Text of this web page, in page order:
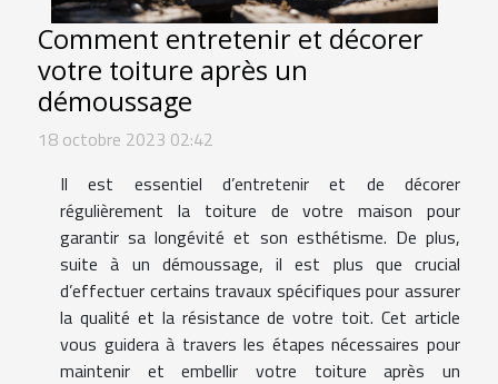
Comment entretenir et décorer
votre toiture après un
démoussage
18 octobre 2023 02:42
Il est essentiel d’entretenir et de décorer
régulièrement la toiture de votre maison pour
garantir sa longévité et son esthétisme. De plus,
suite à un démoussage, il est plus que crucial
d’effectuer certains travaux spécifiques pour assurer
la qualité et la résistance de votre toit. Cet article
vous guidera à travers les étapes nécessaires pour
maintenir et embellir votre toiture après un